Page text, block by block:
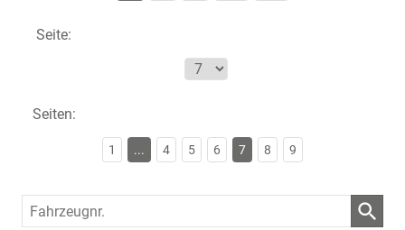
Seite:
Seiten:
1 ... 4 5 6 7 8 9
Fahrzeugnr.